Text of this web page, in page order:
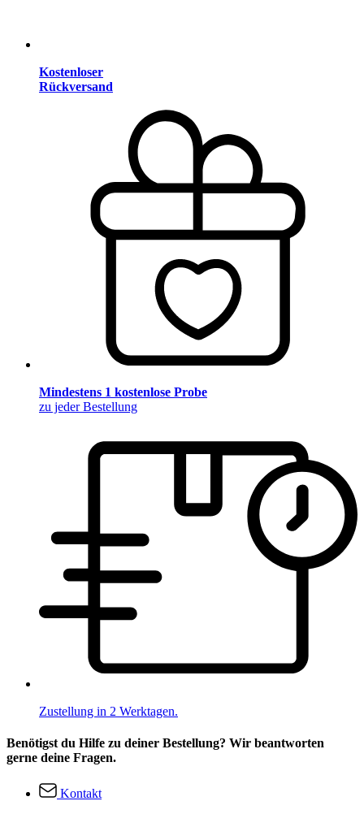
Kostenloser
Rückversand
Mindestens 1 kostenlose Probe
zu jeder Bestellung
Zustellung in 2 Werktagen.
Benötigst du Hilfe zu deiner Bestellung? Wir beantworten
gerne deine Fragen.
Kontakt